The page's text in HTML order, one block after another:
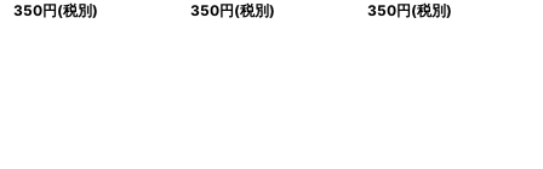
350円(税別)
350円(税別)
350円(税別)